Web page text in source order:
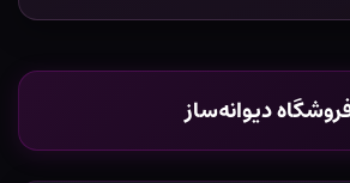
دیوانه‌ساز